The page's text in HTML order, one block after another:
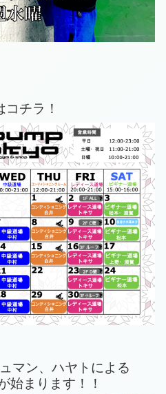
チラ！
マン、ハヤトによる
始まります！！